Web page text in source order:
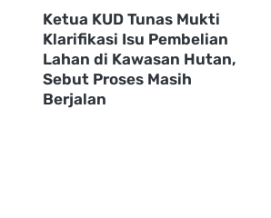
Ketua KUD Tunas Mukti
Klarifikasi Isu Pembelian
Lahan di Kawasan Hutan,
Sebut Proses Masih
Berjalan